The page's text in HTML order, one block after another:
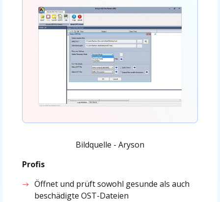
Bildquelle - Aryson
Profis
Öffnet und prüft sowohl gesunde als auch
beschädigte OST-Dateien